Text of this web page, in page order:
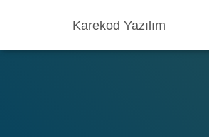
Karekod Yazılım